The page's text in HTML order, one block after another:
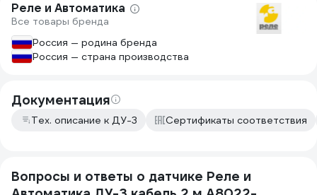
Реле и Автоматика
Все товары бренда
Россия — родина бренда
Россия — страна производства
Документация
Тех. описание к ДУ-3 Сертификаты соответствия
Вопросы и ответы о датчике Реле и